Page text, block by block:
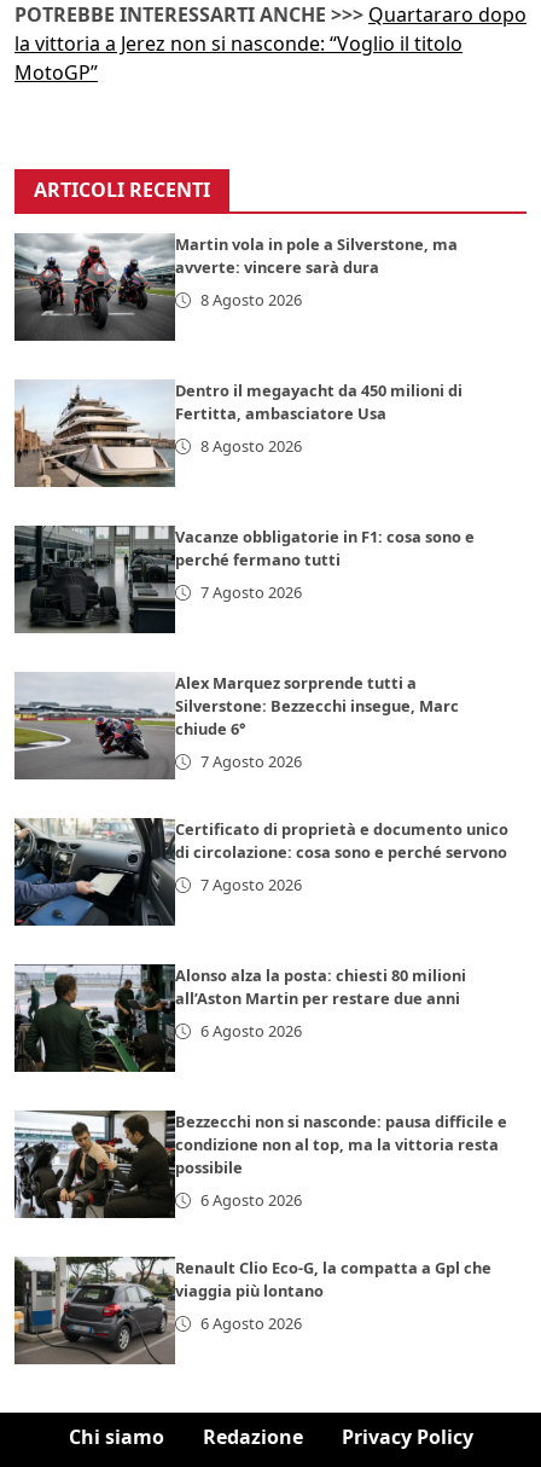
POTREBBE INTERESSARTI ANCHE >>> Quartararo dopo
la vittoria a Jerez non si nasconde: “Voglio il titolo
MotoGP”
ARTICOLI RECENTI
Martin vola in pole a Silverstone, ma
avverte: vincere sarà dura
8 Agosto 2026
Dentro il megayacht da 450 milioni di
Fertitta, ambasciatore Usa
8 Agosto 2026
Vacanze obbligatorie in F1: cosa sono e
perché fermano tutti
7 Agosto 2026
Alex Marquez sorprende tutti a
Silverstone: Bezzecchi insegue, Marc
chiude 6°
7 Agosto 2026
Certificato di proprietà e documento unico
di circolazione: cosa sono e perché servono
7 Agosto 2026
Alonso alza la posta: chiesti 80 milioni
all’Aston Martin per restare due anni
6 Agosto 2026
Bezzecchi non si nasconde: pausa difficile e
condizione non al top, ma la vittoria resta
possibile
6 Agosto 2026
Renault Clio Eco-G, la compatta a Gpl che
viaggia più lontano
6 Agosto 2026
Chi siamo Redazione Privacy Policy